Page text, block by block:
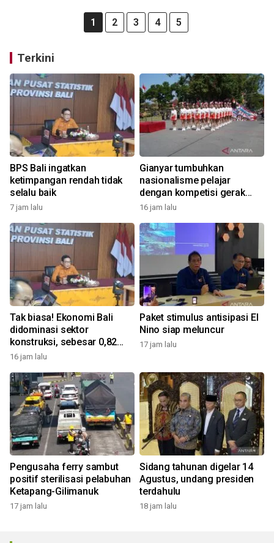
1 2 3 4 5
Terkini
BPS Bali ingatkan
ketimpangan rendah tidak
selalu baik
7 jam lalu
Gianyar tumbuhkan
nasionalisme pelajar
dengan kompetisi gerak
jalan
16 jam lalu
Tak biasa! Ekonomi Bali
didominasi sektor
konstruksi, sebesar 0,82
persen
16 jam lalu
Paket stimulus antisipasi El
Nino siap meluncur
17 jam lalu
Pengusaha ferry sambut
positif sterilisasi pelabuhan
Ketapang-Gilimanuk
17 jam lalu
Sidang tahunan digelar 14
Agustus, undang presiden
terdahulu
18 jam lalu